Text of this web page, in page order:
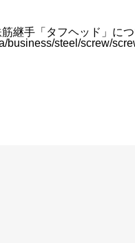
継手「タフヘッド」に
business/steel/screw/